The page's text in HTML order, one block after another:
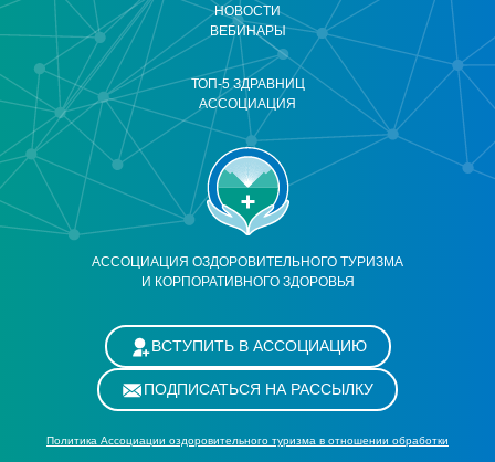
АССОЦИАЦИЯ ОЗДОРОВИТЕЛЬНОГО ТУРИЗМА
И КОРПОРАТИВНОГО ЗДОРОВЬЯ
НОВОСТИ
ВЕБИНАРЫ
ТОП-5 ЗДРАВНИЦ
АССОЦИАЦИЯ
ВСТУПИТЬ В АССОЦИАЦИЮ
ПОДПИСАТЬСЯ НА РАССЫЛКУ
Политика Ассоциации оздоровительного туризма в отношении обработки